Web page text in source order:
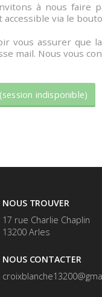
à nous faire
via le
vous assurer que
mail. Nous vous
NOUS TROUVER
17 rue Charlie Chaplin
13200 Arles
NOUS CONTACTER